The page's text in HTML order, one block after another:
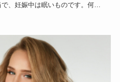
、妊娠中は眠いものです。何故